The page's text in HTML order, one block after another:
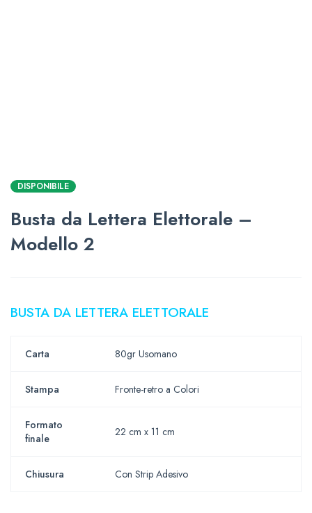
DISPONIBILE
Busta da Lettera Elettorale –
Modello 2
BUSTA DA LETTERA ELETTORALE
Carta 80gr Usomano
Stampa Fronte-retro a Colori
Formato
finale
22 cm x 11 cm
Chiusura Con Strip Adesivo